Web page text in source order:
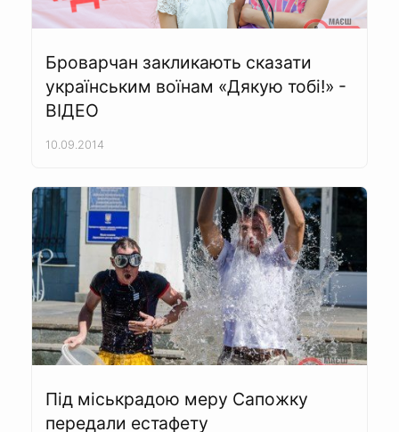
Броварчан закликають сказати
українським воїнам «Дякую тобі!» -
ВІДЕО
10.09.2014
Під міськрадою меру Сапожку
передали естафету